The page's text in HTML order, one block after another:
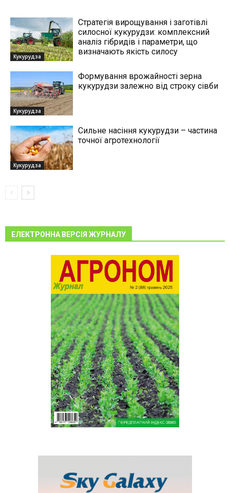
Кукурудза
Стратегія вирощування і заготівлі
силосної кукурудзи: комплексний
аналіз гібридів і параметри, що
визначають якість силосу
Кукурудза
Формування врожайності зерна
кукурудзи залежно від строку сівби
Кукурудза
Сильне насіння кукурудзи – частина
точної агротехнології
ЕЛЕКТРОННА ВЕРСІЯ ЖУРНАЛУ